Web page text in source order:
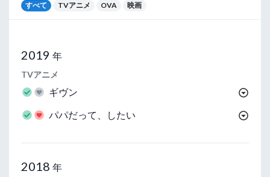
すべて
TVアニメ OVA 映画
2019 年
TVアニメ
ギヴン
パパだって、したい
2018 年